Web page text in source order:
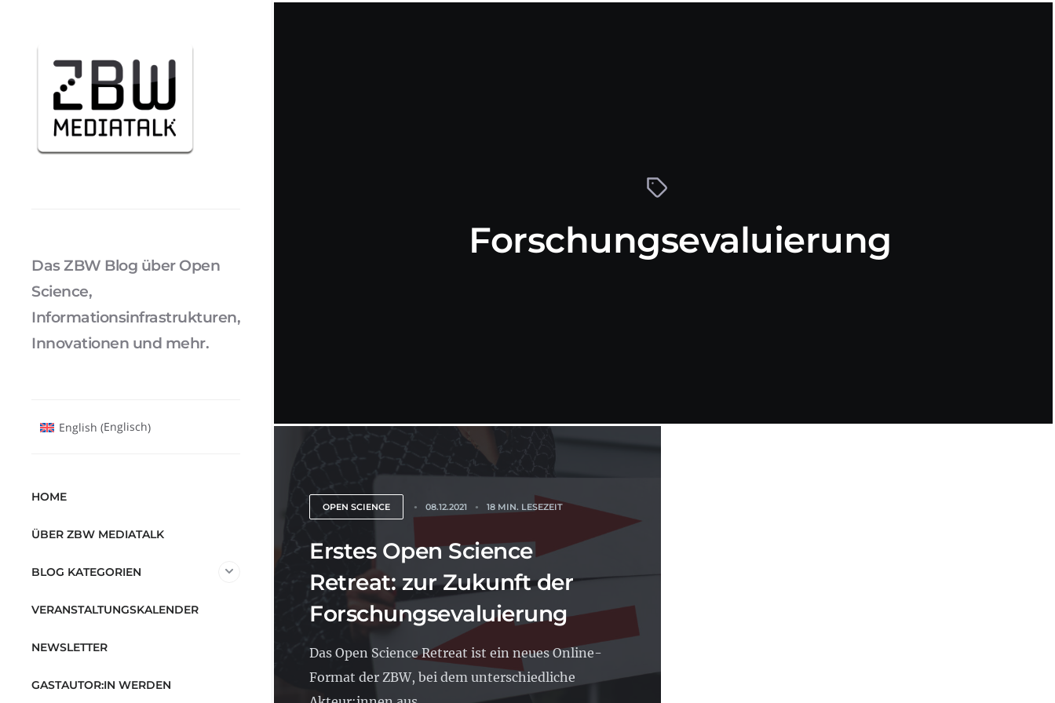
Forschungsevaluierung
OPEN SCIENCE 08.12.2021 18 MIN. LESEZEIT
Erstes Open Science
Retreat: zur Zukunft der
Forschungsevaluierung
Das Open Science Retreat ist ein neues Online-
Format der ZBW, bei dem unterschiedliche
Das ZBW Blog über Open
Science,
Informationsinfrastrukturen,
Innovationen und mehr.
English (Englisch)
HOME
ÜBER ZBW MEDIATALK
BLOG KATEGORIEN
VERANSTALTUNGSKALENDER
NEWSLETTER
GASTAUTOR:IN WERDEN